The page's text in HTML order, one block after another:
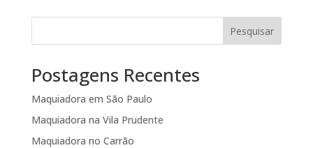
Pesquisar
Postagens Recentes
Maquiadora em São Paulo
Maquiadora na Vila Prudente
Maquiadora no Carrão